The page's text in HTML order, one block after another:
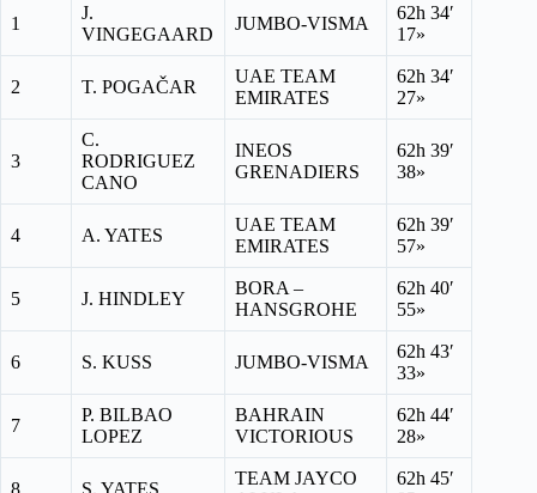
1
J.
VINGEGAARD
JUMBO-VISMA
62h 34′
17»
2 T. POGAČAR
UAE TEAM
EMIRATES
62h 34′
27»
3
C.
RODRIGUEZ
CANO
INEOS
GRENADIERS
62h 39′
38»
4 A. YATES
UAE TEAM
EMIRATES
62h 39′
57»
5 J. HINDLEY
BORA –
HANSGROHE
62h 40′
55»
6 S. KUSS JUMBO-VISMA
62h 43′
33»
7
P. BILBAO
LOPEZ
BAHRAIN
VICTORIOUS
62h 44′
28»
8 S. YATES
TEAM JAYCO
62h 45′